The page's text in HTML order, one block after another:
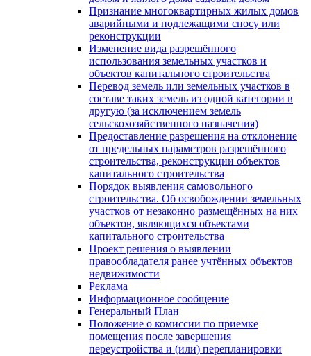
Признание многоквартирных жилых домов
аварийными и подлежащими сносу или
реконструкции
Изменение вида разрешённого
использования земельных участков и
объектов капитального строительства
Перевод земель или земельных участков в
составе таких земель из одной категории в
другую (за исключением земель
сельскохозяйственного назначения)
Предоставление разрешения на отклонение
от предельных параметров разрешённого
строительства, реконструкции объектов
капитального строительства
Порядок выявления самовольного
строительства. Об освобождении земельных
участков от незаконно размещённых на них
объектов, являющихся объектами
капитального строительства
Проект решения о выявлении
правообладателя ранее учтённых объектов
недвижимости
Реклама
Информационное сообщение
Генеральный План
Положение о комиссии по приемке
помещения после завершения
переустройства и (или) перепланировки